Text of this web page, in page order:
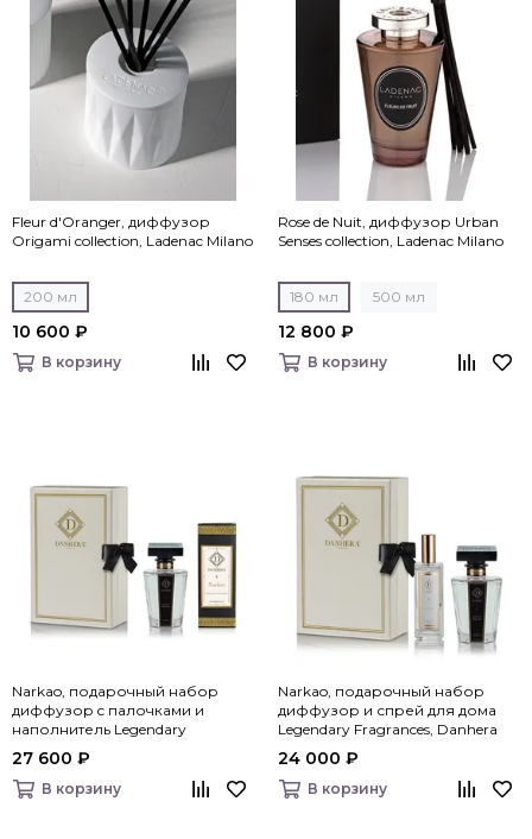
Fleur d'Oranger, диффузор
Origami collection, Ladenac Milano
200 мл
10 600 ₽
В корзину
Rose de Nuit, диффузор Urban
Senses collection, Ladenac Milano
180 мл 500 мл
12 800 ₽
В корзину
Narkao, подарочный набор
диффузор c палочками и
наполнитель Legendary
Fragrances, Danhera Italy
27 600 ₽
В корзину
Narkao, подарочный набор
диффузор и спрей для дома
Legendary Fragrances, Danhera
Italy
24 000 ₽
В корзину